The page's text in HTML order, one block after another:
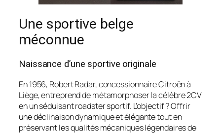
Une sportive belge
méconnue
Naissance d’une sportive originale
En 1956, Robert Radar, concessionnaire Citroën à
Liège, entreprend de métamorphoser la célèbre 2CV
en un séduisant roadster sportif. L’objectif ? Offrir
une déclinaison dynamique et élégante tout en
préservant les qualités mécaniques légendaires de